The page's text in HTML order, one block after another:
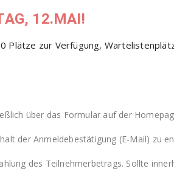
12.MAI!
Plätze zur Verfügung,
über das Formular auf der
der Anmeldebestätigung (E-Mail) zu
des Teilnehmerbetrags. Sollte